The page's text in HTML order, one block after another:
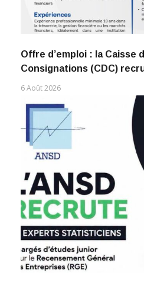
Offre d’emploi : la Caisse
Consignations (CDC)
6 Août 2026